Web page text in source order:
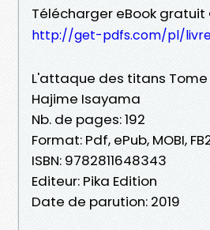
Télécharger eBook
http://get-pdfs.com/pl/
L'attaque des titans Tome
Hajime Isayama
Nb. de pages: 192
Format: Pdf, ePub, MOBI,
ISBN: 9782811648343
Editeur: Pika Edition
Date de parution: 2019